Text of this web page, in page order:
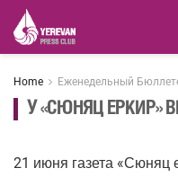
Home Еженедельный
У «СЮНЯЦ ЕРКИР»
21 июня газета «Сюняц